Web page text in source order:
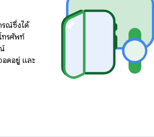
รณ์ซึ่งได้
ทรศัพท์
ดอยู่ และ